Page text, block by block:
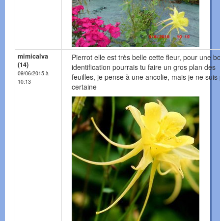
mimicalva
(14)
09/06/2015 à
10:13
Pierrot elle est très belle cette fleur, pour une
identification pourrais tu faire un gros plan des
feuilles, je pense à une ancolie, mais je ne suis
certaine